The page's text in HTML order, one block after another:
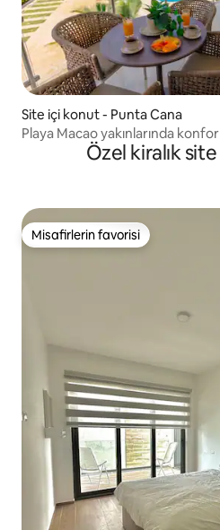
Site içi konut - Punta Cana
Playa Macao yakınlarında
Özel kiralık
Misafirlerin favorisi
Misafirlerin favorisi